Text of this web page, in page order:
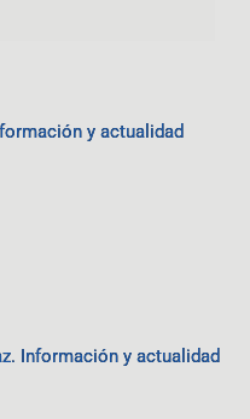
y actualidad
Información y actualidad